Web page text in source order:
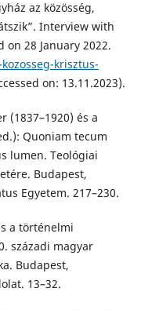
az közösség,
Interview with
on 28 January 2022.
krisztus-
on: 13.11.2023).
(1837–1920) és a
Quoniam tecum
lumen. Teológiai
Budapest,
Egyetem. 217–230.
a történelmi
századi magyar
Budapest,
13–32.